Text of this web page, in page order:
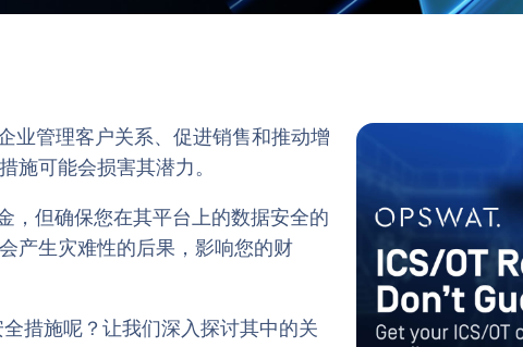
业管理客户关系、促进销售和推动增
施可能会损害其潜力。
，但确保您在其平台上的数据安全的
产生灾难性的后果，影响您的财
措施呢？让我们深入探讨其中的关